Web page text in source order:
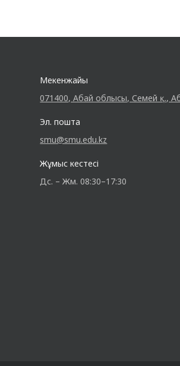
Мекенжайы
071400, Абай облысы, Семей қ.,
Эл. пошта
smu@smu.edu.kz
Жұмыс кестесі
Дс. – Жм. 08:30–17:30